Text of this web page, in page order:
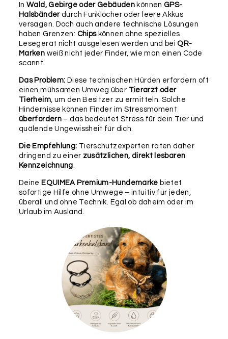
als Upgrade.
Befestigung
SCHLÜSSELRING
RUND
25MM
LEDERBÄNDCHEN
Wichtig:Bitte überprüfe nochmals alle Angaben in
diesem Formular auf ihre Richtigkeit, da wir diese 1:1
für die Produktion übernehmen und keine weiteren
Rückfragen, Prüfungen oder Korrekturen
vornehmen können. Für etwaige Fehler in deinen
Angaben können wir leider keine Haftung
InWald, Gebirge oder Gebäuden können GPS-
Halsbänderdurch Funklöcher oder leere Akkus
versagen. Doch auch andere technische Lösungen
haben Grenzen: Chipskönnen ohne spezielles
Lesegerät nicht ausgelesen werden und beiQR-
Marken weiß nicht jeder Finder, wie man einen Code
scannt.
Das Problem: Diese technischen Hürden erfordern oft
einen mühsamen Umweg über Tierarzt oder
Tierheim, um den Besitzer zu ermitteln. Solche
Hindernisse können Finder im Stressmoment
überfordern – das bedeutet Stress für dein Tier und
quälende Ungewissheit für dich.
Die Empfehlung: Tierschutzexperten raten daher
dringend zu einer zusätzlichen, direkt lesbaren
Kennzeichnung.
Deine EQUIMEA Premium-Hundemarke bietet
sofortige Hilfe ohne Umwege – intuitiv für jeden,
überall und ohne Technik. Egal ob daheim oder im
Urlaub im Ausland.